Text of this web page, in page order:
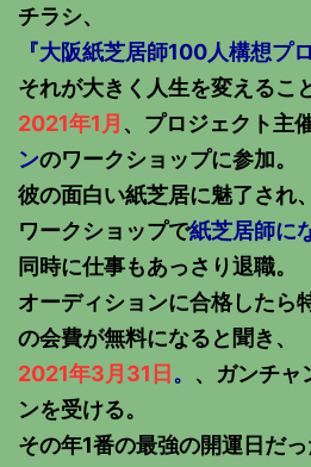
チラシ、
『大阪紙芝居師100人構想プ
それが大きく人生を変えるこ
2021年1月 、プロジェクト主
ンのワークショップに参加。
彼の面白い紙芝居に魅了され
ワークショップで紙芝居師に
同時に仕事もあっさり退職。
オーディションに合格したら
の会費が無料になると聞き、
2021年3月31日 。 、ガンチャ
ンを受ける。
その年1番の最強の開運日だ